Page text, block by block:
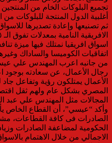
تجميع البلوكات الخام من
أغلبية الدول المنتجة للبلوكات من
ثم تصنيعها وإعادة تصديرها
اسواق افريقيا نمتلك فيها ميزة
اتفاقيات الكوميسا والساداك
من جانبه اعرب المهندس علي
رجال الأعمال، عن سعادته بوجود
الأعمال يمتلكون رؤية وتفاعل
المصري بشكل عام ولهم ثقل
المجالات مثل المهندس علي عبد
وأكد “عيسي”، أن القطاع الخاص
الصادرات فى كافة القطاعات،
الحكومية لمضاعفة الصادرات
الاجمالي من خلال الاهتمام